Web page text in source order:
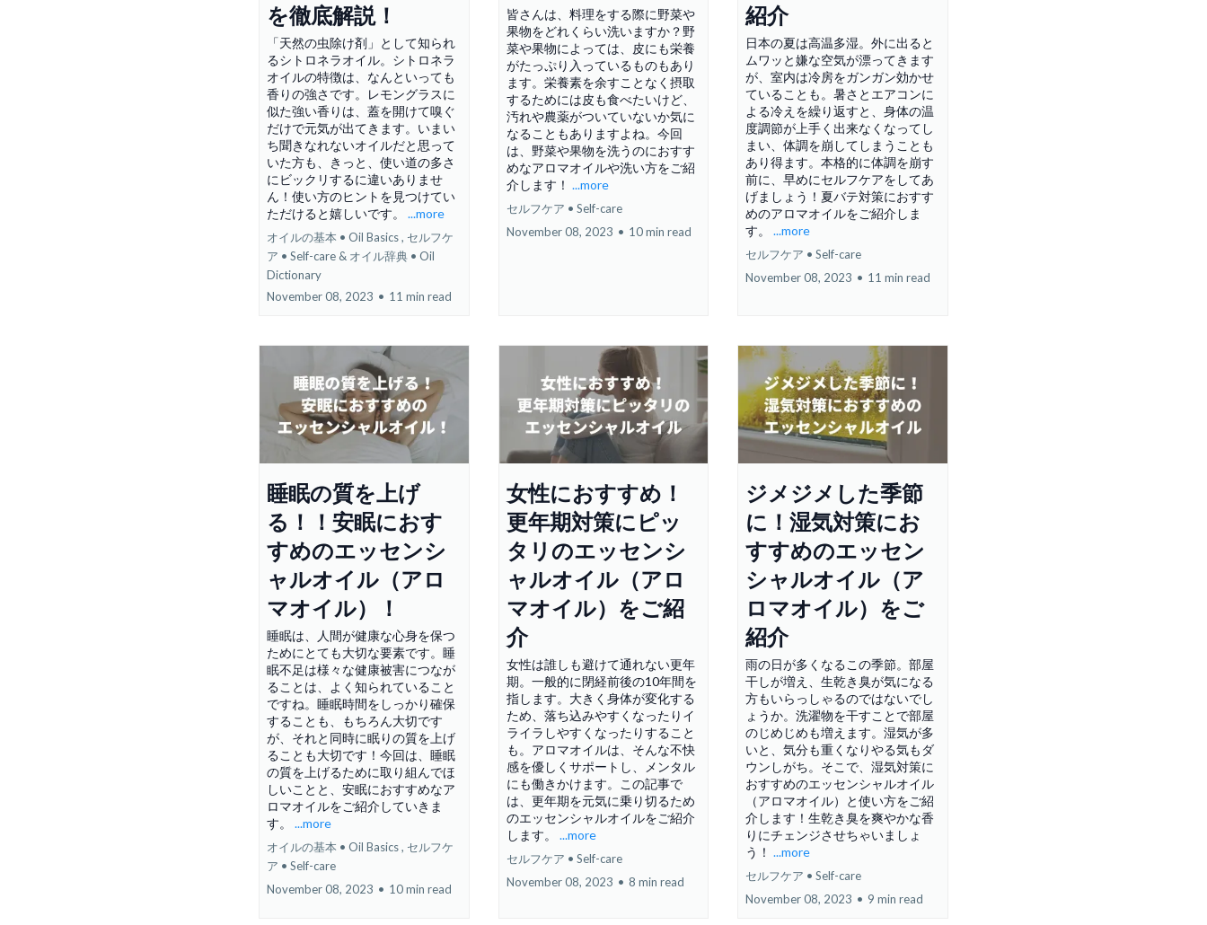
を徹底解説！
「天然の虫除け剤」として知られ
るシトロネラオイル。シトロネラ
オイルの特徴は、なんといっても
香りの強さです。レモングラスに
似た強い香りは、蓋を開けて嗅ぐ
だけで元気が出てきます。いまい
ち聞きなれないオイルだと思って
いた方も、きっと、使い道の多さ
にビックリするに違いありませ
ん！使い方のヒントを見つけてい
ただけると嬉しいです。 ...more
オイルの基本 • Oil Basics , セルフケ
ア • Self-care & オイル辞典 • Oil
Dictionary
November 08, 2023 • 11 min read
皆さんは、料理をする際に野菜や
果物をどれくらい洗いますか？野
菜や果物によっては、皮にも栄養
がたっぷり入っているものもあり
ます。栄養素を余すことなく摂取
するためには皮も食べたいけど、
汚れや農薬がついていないか気に
なることもありますよね。今回
は、野菜や果物を洗うのにおすす
めなアロマオイルや洗い方をご紹
介します！ ...more
セルフケア • Self-care
November 08, 2023 • 10 min read
紹介
日本の夏は高温多湿。外に出ると
ムワッと嫌な空気が漂ってきます
が、室内は冷房をガンガン効かせ
ていることも。暑さとエアコンに
よる冷えを繰り返すと、身体の温
度調節が上手く出来なくなってし
まい、体調を崩してしまうことも
あり得ます。本格的に体調を崩す
前に、早めにセルフケアをしてあ
げましょう！夏バテ対策におすす
めのアロマオイルをご紹介しま
す。...more
セルフケア • Self-care
November 08, 2023 • 11 min read
睡眠の質を上げ
る！！安眠におす
すめのエッセンシ
ャルオイル（アロ
マオイル）！
睡眠は、人間が健康な心身を保つ
ためにとても大切な要素です。睡
眠不足は様々な健康被害につなが
ることは、よく知られていること
ですね。睡眠時間をしっかり確保
することも、もちろん大切です
が、それと同時に眠りの質を上げ
ることも大切です！今回は、睡眠
の質を上げるために取り組んでほ
しいことと、安眠におすすめなア
ロマオイルをご紹介していきま
す。 ...more
オイルの基本 • Oil Basics , セルフケ
ア • Self-care
November 08, 2023 • 10 min read
女性におすすめ！
更年期対策にピッ
タリのエッセンシ
ャルオイル（アロ
マオイル）をご紹
介
女性は誰しも避けて通れない更年
期。一般的に閉経前後の10年間を
指します。大きく身体が変化する
ため、落ち込みやすくなったりイ
ライラしやすくなったりすること
も。アロマオイルは、そんな不快
感を優しくサポートし、メンタル
にも働きかけます。この記事で
は、更年期を元気に乗り切るため
のエッセンシャルオイルをご紹介
します。 ...more
セルフケア • Self-care
November 08, 2023 • 8 min read
ジメジメした季節
に！湿気対策にお
すすめのエッセン
シャルオイル（ア
ロマオイル）をご
紹介
雨の日が多くなるこの季節。部屋
干しが増え、生乾き臭が気になる
方もいらっしゃるのではないでし
ょうか。洗濯物を干すことで部屋
のじめじめも増えます。湿気が多
いと、気分も重くなりやる気もダ
ウンしがち。そこで、湿気対策に
おすすめのエッセンシャルオイル
（アロマオイル）と使い方をご紹
介します！生乾き臭を爽やかな香
りにチェンジさせちゃいましょ
う！...more
セルフケア • Self-care
November 08, 2023 • 9 min read